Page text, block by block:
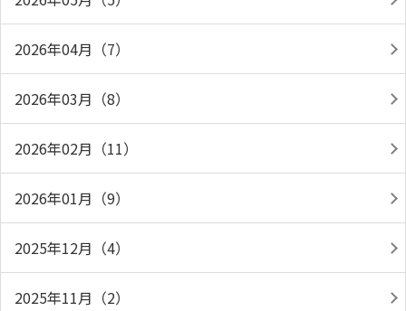
2026年04月（7）
2026年03月（8）
2026年02月（11）
2026年01月（9）
2025年12月（4）
2025年11月（2）